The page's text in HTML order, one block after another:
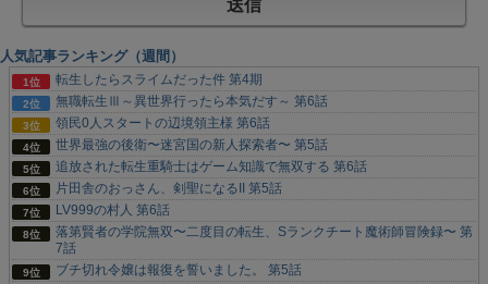
人気記事ランキング（週間）
転生したらスライムだった件 第4期
無職転生Ⅲ～異世界行ったら本気だす～ 第6話
領民0人スタートの辺境領主様 第6話
世界最強の後衛〜迷宮国の新人探索者〜 第5話
追放された転生重騎士はゲーム知識で無双する 第6話
片田舎のおっさん、剣聖になるII 第5話
LV999の村人 第6話
落第賢者の学院無双〜二度目の転生、Sランクチート魔術師冒険録〜 第
7話
ブチ切れ令嬢は報復を誓いました。 第5話